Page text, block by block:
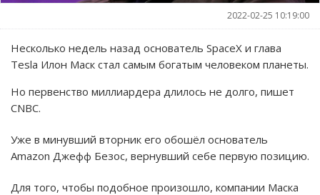
2022-02-25 10:19:00
Несколько недель назад основатель SpaceX и глава
Tesla Илон Маск стал самым богатым человеком планеты.
Но первенство миллиардера длилось не долго, пишет
CNBC.
Уже в минувший вторник его обошёл основатель
Amazon Джефф Безос, вернувший себе первую позицию.
Для того, чтобы подобное произошло, компании Маска